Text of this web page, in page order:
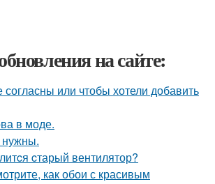
на сайте:
или чтобы хотели добавить
в моде.
нужны.
cтарый вентилятор?
как обои с красивым